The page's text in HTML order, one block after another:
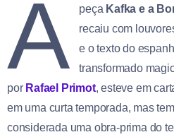
A peça Kafka e a
recaiu com
e o texto do
transformado
por Rafael Primot, esteve em
em uma curta temporada, mas
considerada uma obra-prima do